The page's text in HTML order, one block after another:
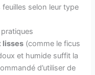
selon leur type
lisses (comme le ficus
et humide suffit la
d’utiliser de